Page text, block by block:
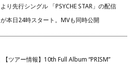
より先行シングル 「PSYCHE STAR」の配信
が本日24時スタート。MVも同時公開
【ツアー情報】10th Full Album “PRISM”